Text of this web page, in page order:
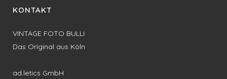
KONTAKT
VINTAGE FOTO BULLI
Das Original aus Köln
ad.letics GmbH